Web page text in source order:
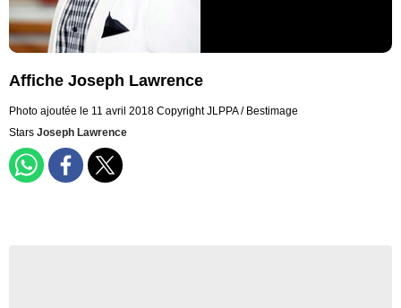
Affiche Joseph Lawrence
Photo ajoutée le 11 avril 2018 Copyright JLPPA / Bestimage
Stars Joseph Lawrence